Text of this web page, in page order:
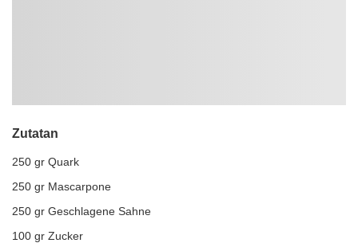
Zutatan
250 gr Quark
250 gr Mascarpone
250 gr Geschlagene Sahne
100 gr Zucker